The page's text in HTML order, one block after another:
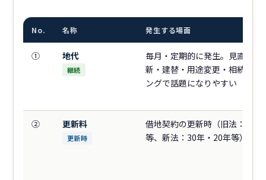
No. 名称 発生する場面
① 地代
継続
毎月・定期的に発生。見直しは
新・建替・用途変更・相続のタ
ングで話題になりやすい
② 更新料
更新時
借地契約の更新時（旧法：20年
等、新法：30年・20年等）